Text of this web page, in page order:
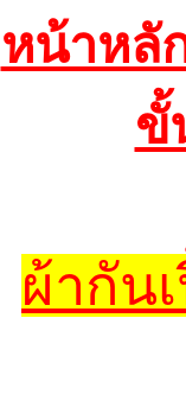
หน้าหลั
ขั้
ผ้ากัน